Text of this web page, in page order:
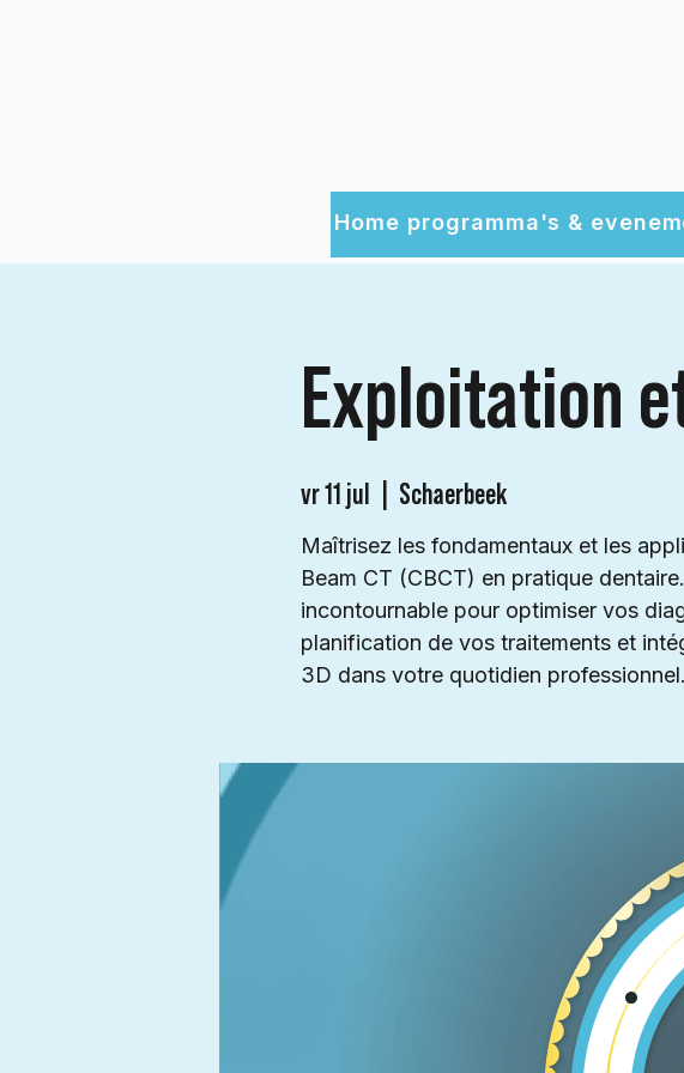
Home programma's &
Exploitation
vr 11 jul Schaerbeek
Maîtrisez les fondamentaux et les
Beam CT (CBCT) en pratique
incontournable pour optimiser vos
planification de vos traitements et
3D dans votre quotidien professionnel.